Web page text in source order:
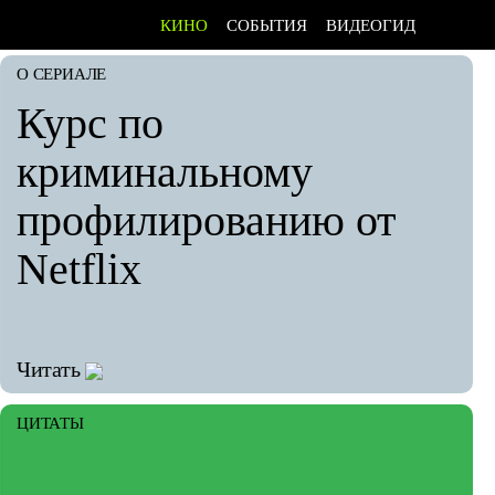
КИНО СОБЫТИЯ ВИДЕОГИД
О СЕРИАЛЕ
Курс по
криминальному
профилированию от
Netflix
Читать
ЦИТАТЫ